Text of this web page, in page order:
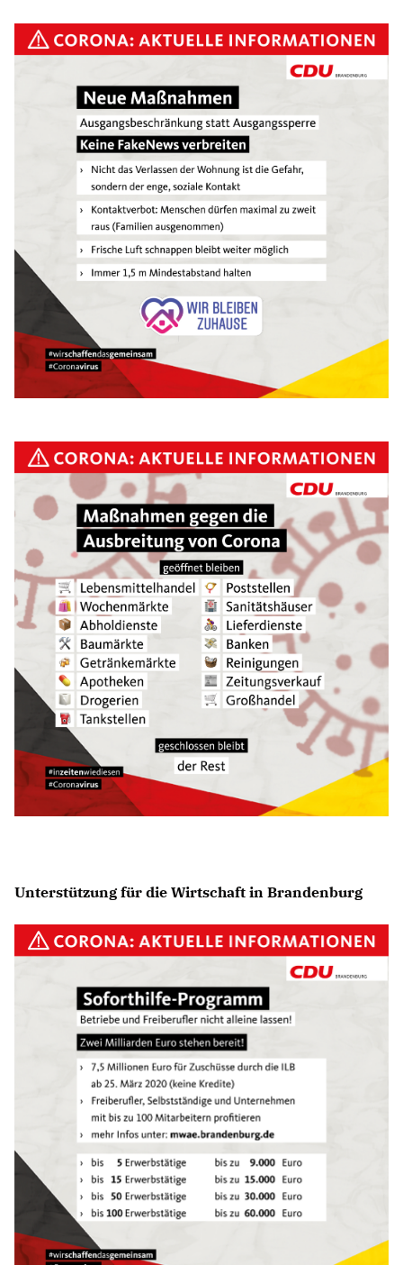
Unterstützung für die Wirtschaft in Brandenburg